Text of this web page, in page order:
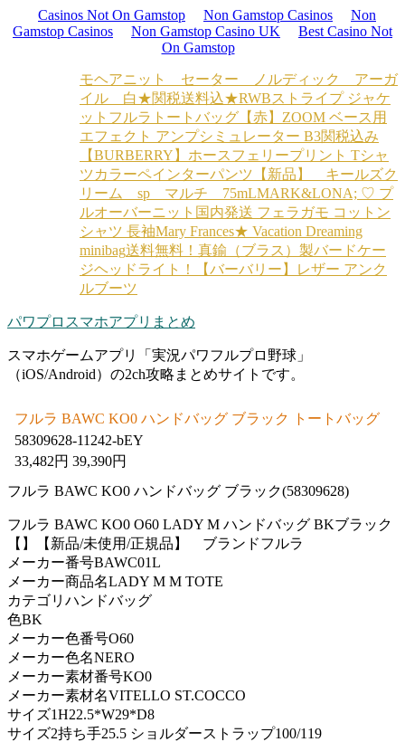
Casinos Not On Gamstop Non Gamstop Casinos
Non
Gamstop Casinos
Non Gamstop Casino UK
Best Casino Not
On Gamstop
モヘアニット セーター ノルディック アーガ
イル 白★関税送料込★RWBストライプ ジャケ
ット フルラトートバッグ【赤】 ZOOM ベース用
エフェクト アンプシミュレーター B3関税込み
【BURBERRY】ホースフェリープリント Tシャ
ツカラーペインターパンツ 【新品】 キールズク
リーム sp マルチ 75mLMARK&LONA; ♡ プ
ルオーバーニット 国内発送 フェラガモ コットン
シャツ 長袖Mary Frances★ Vacation Dreaming
minibag送料無料！真鍮（ブラス）製バードケー
ジヘッドライト！
【バーバリー】レザー アンク
ルブーツ
パワプロスマホアプリまとめ
スマホゲームアプリ「実況パワフルプロ野球」
（iOS/Android）の2ch攻略まとめサイトです。
フルラ BAWC KO0 ハンドバッグ ブラック トートバッグ
58309628-11242-bEY
33,482円 39,390円
フルラ BAWC KO0 ハンドバッグ ブラック(58309628)
フルラ BAWC KO0 O60 LADY M ハンドバッグ BKブラック
【】【新品/未使用/正規品】 ブランドフルラ
メーカー番号BAWC01L
メーカー商品名LADY M M TOTE
カテゴリハンドバッグ
色BK
メーカー色番号O60
メーカー色名NERO
メーカー素材番号KO0
メーカー素材名VITELLO ST.COCCO
サイズ1H22.5*W29*D8
サイズ2持ち手25.5 ショルダーストラップ100/119